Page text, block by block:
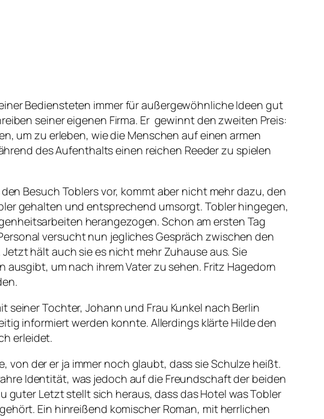
Bediensteten immer für außergewöhnliche Ideen gut
seiner eigenen Firma. Er gewinnt den zweiten Preis:
um zu erleben, wie die Menschen auf einen armen
des Aufenthalts einen reichen Reeder zu spielen
Besuch Toblers vor, kommt aber nicht mehr dazu, den
gehalten und entsprechend umsorgt. Tobler hingegen,
herangezogen. Schon am ersten Tag
versucht nun jegliches Gespräch zwischen den
hält auch sie es nicht mehr Zuhause aus. Sie
ausgibt, um nach ihrem Vater zu sehen. Fritz Hagedorn
seiner Tochter, Johann und Frau Kunkel nach Berlin
informiert werden konnte. Allerdings klärte Hilde den
erleidet.
der er ja immer noch glaubt, dass sie Schulze heißt.
Identität, was jedoch auf die Freundschaft der beiden
guter Letzt stellt sich heraus, dass das Hotel was Tobler
Ein hinreißend komischer Roman, mit herrlichen